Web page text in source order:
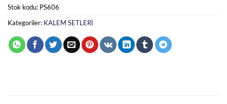
Stok kodu: PS606
Kategoriler: KALEM SETLERİ